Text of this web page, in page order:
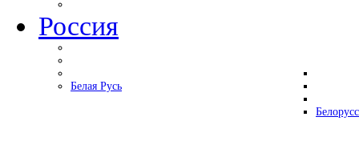
Россия
Белая Русь